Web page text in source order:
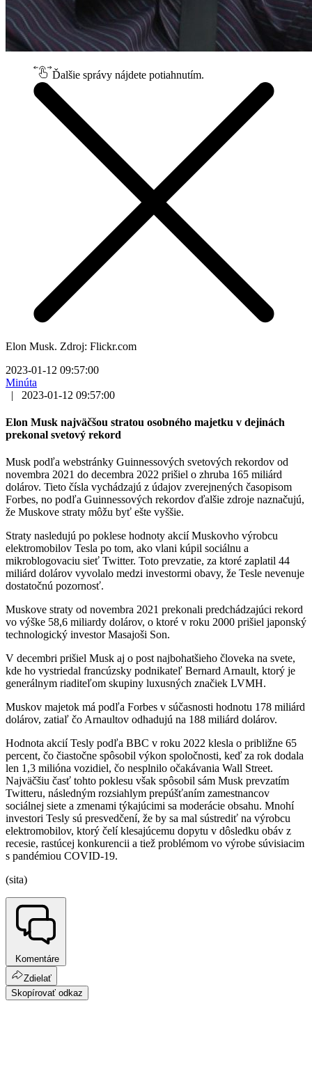
Ďalšie správy nájdete potiahnutím.
Elon Musk. Zdroj: Flickr.com
2023-01-12 09:57:00
Minúta
|
2023-01-12 09:57:00
Elon Musk najväčšou stratou osobného majetku v dejinách
prekonal svetový rekord
Musk podľa webstránky Guinnessových svetových rekordov od
novembra 2021 do decembra 2022 prišiel o zhruba 165 miliárd
dolárov. Tieto čísla vychádzajú z údajov zverejnených časopisom
Forbes, no podľa Guinnessových rekordov ďalšie zdroje naznačujú,
že Muskove straty môžu byť ešte vyššie.
Straty nasledujú po poklese hodnoty akcií Muskovho výrobcu
elektromobilov Tesla po tom, ako vlani kúpil sociálnu a
mikroblogovaciu sieť Twitter. Toto prevzatie, za ktoré zaplatil 44
miliárd dolárov vyvolalo medzi investormi obavy, že Tesle nevenuje
dostatočnú pozornosť.
Muskove straty od novembra 2021 prekonali predchádzajúci rekord
vo výške 58,6 miliardy dolárov, o ktoré v roku 2000 prišiel japonský
technologický investor Masajoši Son.
V decembri prišiel Musk aj o post najbohatšieho človeka na svete,
kde ho vystriedal francúzsky podnikateľ Bernard Arnault, ktorý je
generálnym riaditeľom skupiny luxusných značiek LVMH.
Muskov majetok má podľa Forbes v súčasnosti hodnotu 178 miliárd
dolárov, zatiaľ čo Arnaultov odhadujú na 188 miliárd dolárov.
Hodnota akcií Tesly podľa BBC v roku 2022 klesla o približne 65
percent, čo čiastočne spôsobil výkon spoločnosti, keď za rok dodala
len 1,3 milióna vozidiel, čo nesplnilo očakávania Wall Street.
Najväčšiu časť tohto poklesu však spôsobil sám Musk prevzatím
Twitteru, následným rozsiahlym prepúšťaním zamestnancov
sociálnej siete a zmenami týkajúcimi sa moderácie obsahu. Mnohí
investori Tesly sú presvedčení, že by sa mal sústrediť na výrobcu
elektromobilov, ktorý čelí klesajúcemu dopytu v dôsledku obáv z
recesie, rastúcej konkurencii a tiež problémom vo výrobe súvisiacim
s pandémiou COVID-19.
(sita)
Komentáre
Zdielať
Skopírovať odkaz